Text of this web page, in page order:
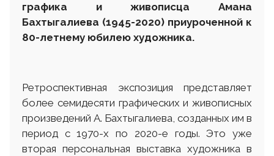
графика и живописца Амана
Бахтыгалиева (1945-2020) приуроченной к
80-летнему юбилею художника.
Ретроспективная экспозиция представляет
более семидесяти графических и живописных
произведений А. Бахтыгалиева, созданных им в
период с 1970-х по 2020-е годы. Это уже
вторая персональная выставка художника в